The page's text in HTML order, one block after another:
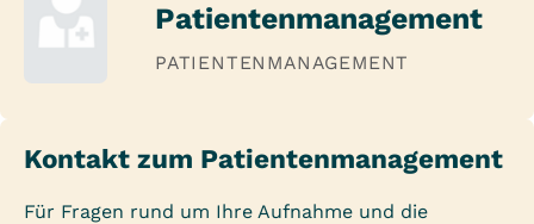
Patientenmanagement
PATIENTENMANAGEMENT
Kontakt zum Patientenmanagement
Für Fragen rund um Ihre Aufnahme und die